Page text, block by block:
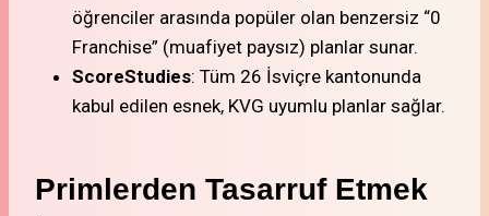
öğrenciler arasında popüler olan benzersiz “0
Franchise” (muafiyet paysız) planlar sunar.
ScoreStudies: Tüm 26 İsviçre kantonunda
kabul edilen esnek, KVG uyumlu planlar sağlar.
Primlerden Tasarruf Etmek